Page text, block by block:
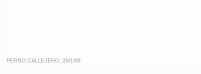
PERRO CALLEJERO 29/1/08